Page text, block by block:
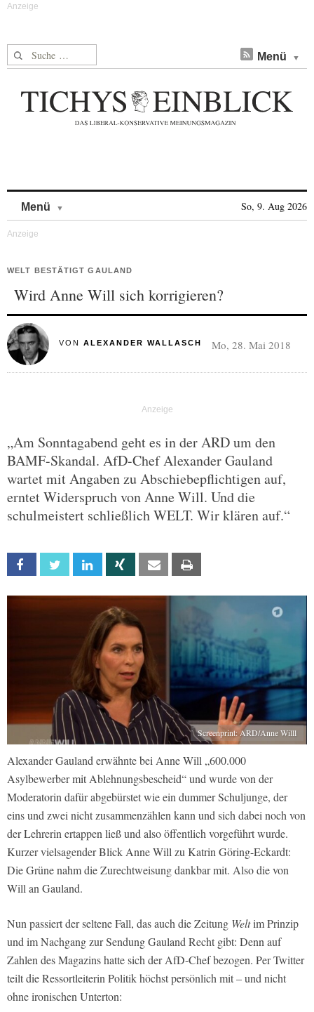
Suche nach: Menü
Menü So, 9. Aug 2026
WELT BESTÄTIGT GAULAND
Wird Anne Will sich korrigieren?
VON ALEXANDER WALLASCH Mo, 28. Mai 2018
„Am Sonntagabend geht es in der ARD um den
BAMF-Skandal. AfD-Chef Alexander Gauland
wartet mit Angaben zu Abschiebepflichtigen auf,
erntet Widerspruch von Anne Will. Und die
schulmeistert schließlich WELT. Wir klären auf.“
Facebook Twitter Linkedin Xing Email
Screenprint: ARD/Anne Willl
Alexander Gauland erwähnte bei Anne Will „600.000
Asylbewerber mit Ablehnungsbescheid“ und wurde von der
Moderatorin dafür abgebürstet wie ein dummer Schuljunge, der
eins und zwei nicht zusammenzählen kann und sich dabei noch von
der Lehrerin ertappen ließ und also öffentlich vorgeführt wurde.
Kurzer vielsagender Blick Anne Will zu Katrin Göring-Eckardt:
Die Grüne nahm die Zurechtweisung dankbar mit. Also die von
Will an Gauland.
Nun passiert der seltene Fall, das auch die Zeitung Weltim Prinzip
und im Nachgang zur Sendung Gauland Recht gibt: Denn auf
Zahlen des Magazins hatte sich der AfD-Chef bezogen. Per Twitter
teilt die Ressortleiterin Politik höchst persönlich mit – und nicht
ohne ironischen Unterton: